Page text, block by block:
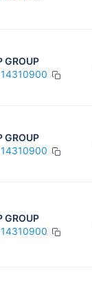
GROUP
GROUP
GROUP